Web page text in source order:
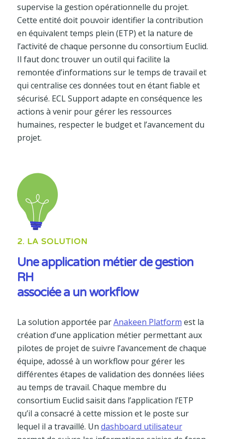
supervise la gestion opérationnelle du projet.
Cette entité doit pouvoir identifier la contribution
en équivalent temps plein (ETP) et la nature de
l’activité de chaque personne du consortium Euclid.
Il faut donc trouver un outil qui facilite la
remontée d’informations sur le temps de travail et
qui centralise ces données tout en étant fiable et
sécurisé. ECL Support adapte en conséquence les
actions à venir pour gérer les ressources
humaines, respecter le budget et l’avancement du
projet.
2. LA SOLUTION
Une application métier de gestion
RH
associée a un workflow
La solution apportée parAnakeen Platform est la
création d’une application métier permettant aux
pilotes de projet de suivre l’avancement de chaque
équipe, adossé à un workflow pour gérer les
différentes étapes de validation des données liées
au temps de travail. Chaque membre du
consortium Euclid saisit dans l’application l’ETP
qu’il a consacré à cette mission et le poste sur
lequel il a travaillé. Un dashboard utilisateur